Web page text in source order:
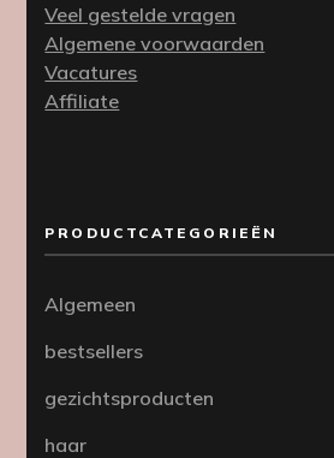
Veel gestelde vragen
Algemene voorwaarden
Vacatures
Affiliate
PRODUCTCATEGORIEËN
Algemeen
bestsellers
gezichtsproducten
haar